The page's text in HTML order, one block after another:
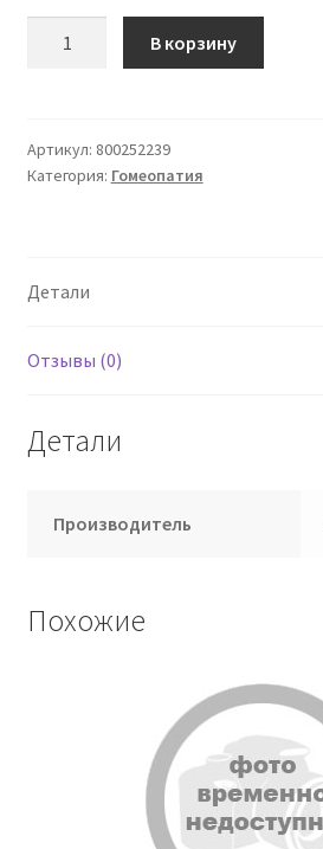
12lm
Однодозовые
В корзину
Артикул: 800252239
Категория: Гомеопатия
Детали
Отзывы (0)
Детали
Производитель
Похожие